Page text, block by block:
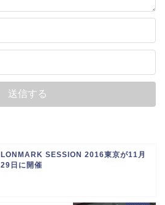
LONMARK SESSION 2016東京が11月
29日に開催